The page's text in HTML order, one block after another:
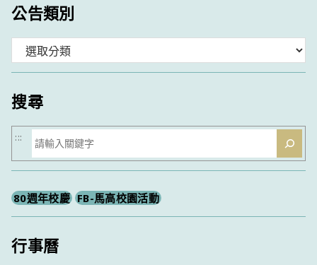
公告類別
類
搜尋
搜
尋
:::
80週年校慶 FB-馬高校園活動
行事曆